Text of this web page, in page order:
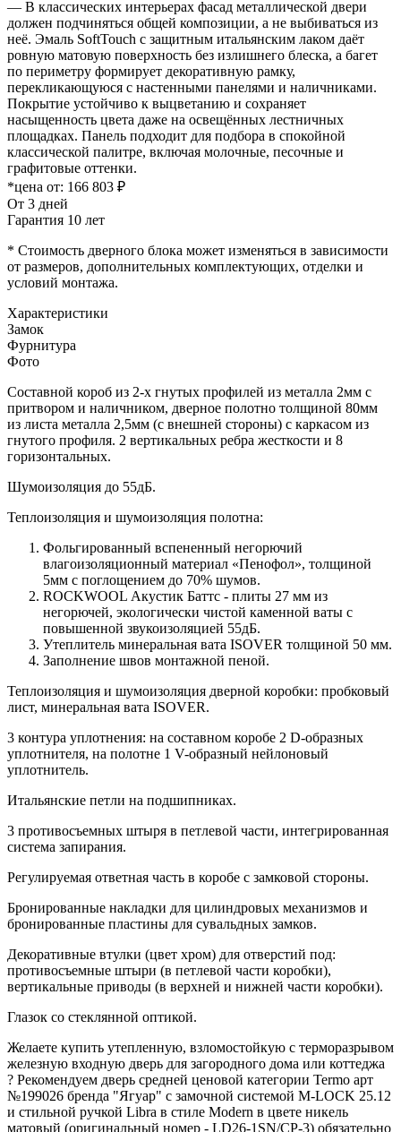
— В классических интерьерах фасад металлической двери
должен подчиняться общей композиции, а не выбиваться из
неё. Эмаль SoftTouch с защитным итальянским лаком даёт
ровную матовую поверхность без излишнего блеска, а багет
по периметру формирует декоративную рамку,
перекликающуюся с настенными панелями и наличниками.
Покрытие устойчиво к выцветанию и сохраняет
насыщенность цвета даже на освещённых лестничных
площадках. Панель подходит для подбора в спокойной
классической палитре, включая молочные, песочные и
графитовые оттенки.
*цена от: 166 803 ₽
От 3 дней
Гарантия 10 лет
* Стоимость дверного блока может изменяться в зависимости
от размеров, дополнительных комплектующих, отделки и
условий монтажа.
Характеристики
Замок
Фурнитура
Фото
Составной короб из 2-х гнутых профилей из металла 2мм с
притвором и наличником, дверное полотно толщиной 80мм
из листа металла 2,5мм (с внешней стороны) c каркасом из
гнутого профиля. 2 вертикальных ребра жесткости и 8
горизонтальных.
Шумоизоляция до 55дБ.
Теплоизоляция и шумоизоляция полотна:
Фольгированный вспененный негорючий
влагоизоляционный материал «Пенофол», толщиной
5мм с поглощением до 70% шумов.
ROCKWOOL Акустик Баттс - плиты 27 мм из
негорючей, экологически чистой каменной ваты с
повышенной звукоизоляцией 55дБ.
Утеплитель минеральная вата ISOVER толщиной 50 мм.
Заполнение швов монтажной пеной.
Теплоизоляция и шумоизоляция дверной коробки: пробковый
лист, минеральная вата ISOVER.
3 контура уплотнения: на составном коробе 2 D-образных
уплотнителя, на полотне 1 V-образный нейлоновый
уплотнитель.
Итальянские петли на подшипниках.
3 противосъемных штыря в петлевой части, интегрированная
система запирания.
Регулируемая ответная часть в коробе с замковой стороны.
Бронированные накладки для цилиндровых механизмов и
бронированные пластины для сувальдных замков.
Декоративные втулки (цвет хром) для отверстий под:
противосъемные штыри (в петлевой части коробки),
вертикальные приводы (в верхней и нижней части коробки).
Глазок со стеклянной оптикой.
Желаете купить утепленную, взломостойкую с терморазрывом
железную входную дверь для загородного дома или коттеджа
? Рекомендуем дверь средней ценовой категории Termo арт
№199026 бренда "Ягуар" с замочной системой M-LOCK 25.12
и стильной ручкой Libra в стиле Modern в цвете никель
матовый (оригинальный номер - LD26-1SN/CP-3) обязательно